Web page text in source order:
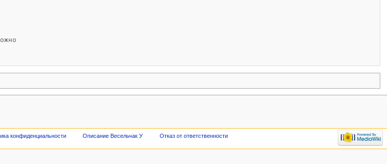
конфиденциальности Описание Весельчак У Отказ от ответственности